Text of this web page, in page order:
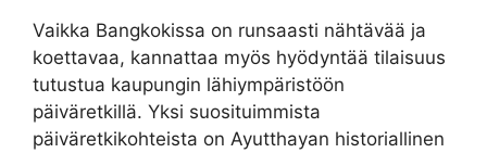
Vaikka Bangkokissa on runsaasti nähtävää ja
koettavaa, kannattaa myös hyödyntää tilaisuus
tutustua kaupungin lähiympäristöön
päiväretkillä. Yksi suosituimmista
päiväretkikohteista on Ayutthayan historiallinen